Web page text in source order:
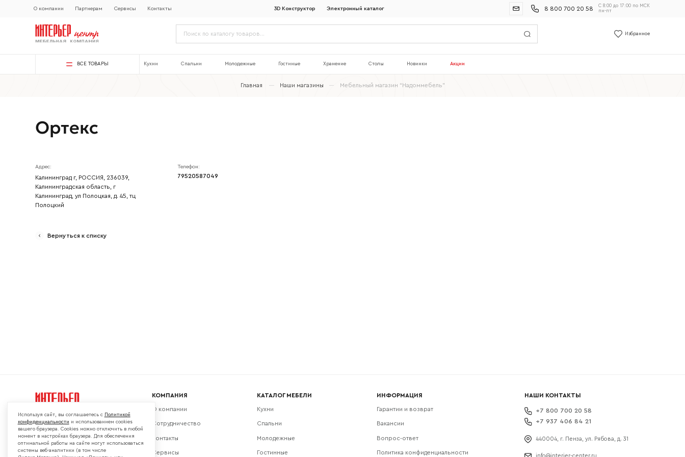
О компании Партнерам Сервисы Контакты 3D Конструктор Электронный каталог 8 800 700 20 58
С 8:00 до 17:00 по МСК
пн-пт
Избранное
ВСЕ ТОВАРЫ Кухни Спальни Молодежные Гостиные Хранение Столы Новинки Акции
Главная Наши магазины Мебельный магазин “Надоммебель”
Ортекс
Адрес:
Калининград г, РОССИЯ, 236039,
Калининградская область, г
Калининград, ул Полоцкая, д. 45, тц
Полоцкий
Телефон:
79520587049
Вернуться к списку
Мы в социальных сетях:
КОМПАНИЯ
О компании
Сотрудничество
Контакты
Сервисы
КАТАЛОГ МЕБЕЛИ
Кухни
Спальни
Молодежные
Гостинные
ИНФОРМАЦИЯ
Гарантии и возврат
Вакансии
Вопрос-ответ
Политика конфиденциальности
НАШИ КОНТАКТЫ
+7 800 700 20 58
+7 937 406 84 21
440004, г. Пенза, ул. Рябова, д. 31
info@interier-center.ru
Используя сайт, вы соглашаетесь с Политикой
конфиденциальности и использованием cookies
вашего браузера. Cookies можно отключить в любой
момент в настройках браузера. Для обеспечения
оптимальной работы на сайте могут использоваться
системы веб-аналитики (в том числе